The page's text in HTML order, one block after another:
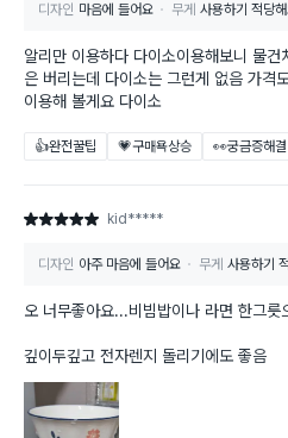
디자인 마음에 들어요 무게 사용하기 적당
알리만 이용하다 다이소이용해보니 물
은 버리는데 다이소는 그런게 없음 가격
이용해 볼게요 다이소
👍완전꿀팁 💗구매욕상승 👀궁금증해결
별점 5점 kid*****
디자인 아주 마음에 들어요 무게 사용하기
오 너무좋아요...비빔밥이나 라면 한그릇
깊이두깊고 전자렌지 돌리기에도 좋음